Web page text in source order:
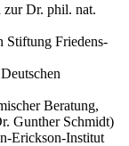
zur Dr. phil. nat.
Stiftung Friedens-
Beratung,
Gunther Schmidt)
Erickson-Institut